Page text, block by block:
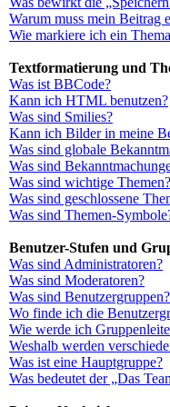
Warum muss mein Beitrag
Wie markiere ich ein
Textformatierung und
Was ist BBCode?
Kann ich HTML benutzen?
Was sind Smilies?
Kann ich Bilder in meine
Was sind globale
Was sind
Was sind wichtige Themen?
Was sind geschlossene
Was sind Themen-
Benutzer-Stufen und
Was sind Administratoren?
Was sind Moderatoren?
Was sind Benutzergruppen?
Wo finde ich die
Wie werde ich
Weshalb werden
Was ist eine Hauptgruppe?
Was bedeutet der „Das